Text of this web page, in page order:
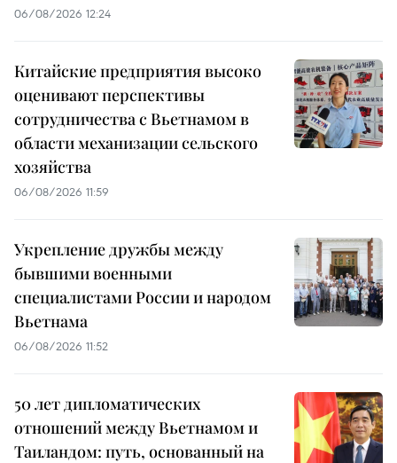
06/08/2026 12:24
Китайские предприятия высоко
оценивают перспективы
сотрудничества с Вьетнамом в
области механизации сельского
хозяйства
06/08/2026 11:59
Укрепление дружбы между
бывшими военными
специалистами России и народом
Вьетнама
06/08/2026 11:52
50 лет дипломатических
отношений между Вьетнамом и
Таиландом: путь, основанный на